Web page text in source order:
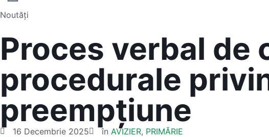
Noutăți
Proces verbal de
procedurale
preempțiune
16 Decembrie 2025 în AVIZIER, PRIMĂRIE